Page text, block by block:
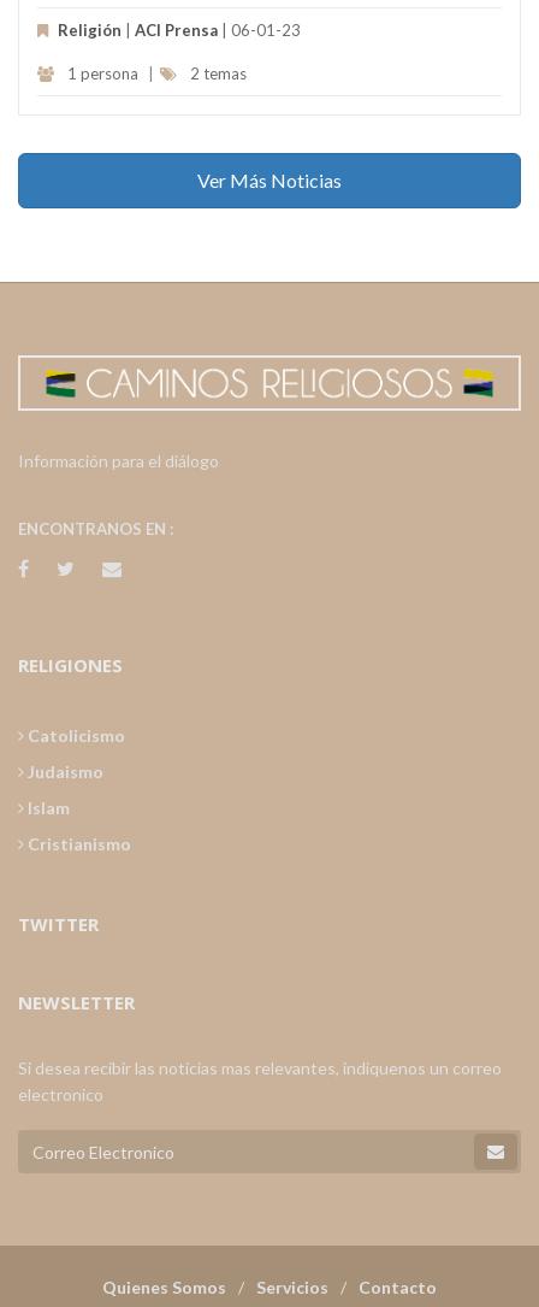
Religión ACI Prensa | 06-01-23
1 persona 2 temas
Ver Más Noticias
Información para el diálogo
ENCONTRANOS EN :
RELIGIONES
Catolicismo
Judaismo
Islam
Cristianismo
TWITTER
NEWSLETTER
Si desea recibir las noticias mas relevantes, indiquenos un correo
electronico
Quienes Somos Servicios Contacto